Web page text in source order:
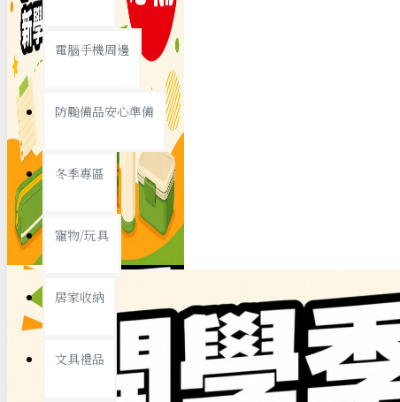
節慶熱賣
春節/新年
電腦手機周邊
防颱備品安心準備
冬季專區
寵物/玩具
居家收納
文具禮品